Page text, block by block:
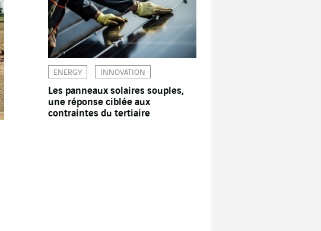
ENERGY INNOVATION
Les panneaux solaires souples,
une réponse ciblée aux
contraintes du tertiaire